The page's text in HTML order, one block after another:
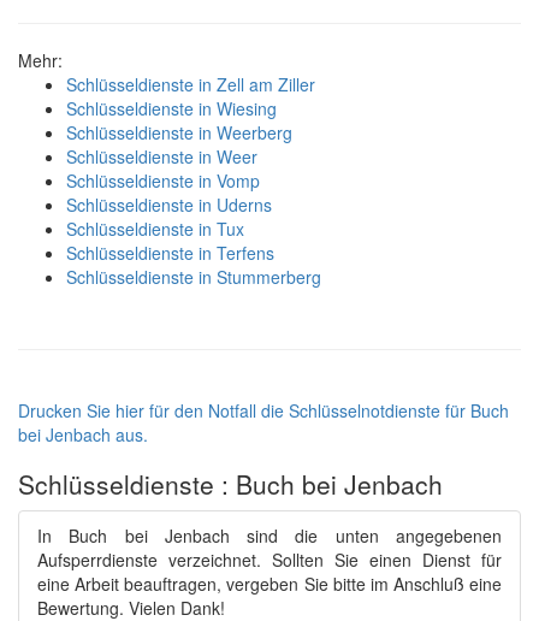
Mehr:
Schlüsseldienste in Zell am Ziller
Schlüsseldienste in Wiesing
Schlüsseldienste in Weerberg
Schlüsseldienste in Weer
Schlüsseldienste in Vomp
Schlüsseldienste in Uderns
Schlüsseldienste in Tux
Schlüsseldienste in Terfens
Schlüsseldienste in Stummerberg
Drucken Sie hier für den Notfall die Schlüsselnotdienste für Buch
bei Jenbach aus.
Schlüsseldienste : Buch bei Jenbach
In Buch bei Jenbach sind die unten angegebenen
Aufsperrdienste verzeichnet. Sollten Sie einen Dienst für
eine Arbeit beauftragen, vergeben Sie bitte im Anschluß eine
Bewertung. Vielen Dank!